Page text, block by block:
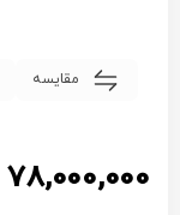
مقایسه
78,000,000